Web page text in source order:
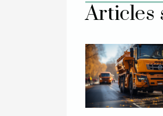
Articles